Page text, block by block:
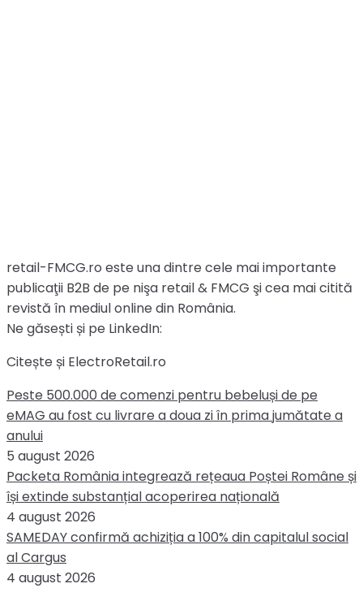
retail-FMCG.ro este una dintre cele mai importante
publicaţii B2B de pe nişa retail & FMCG şi cea mai citită
revistă în mediul online din România.
Ne găsești și pe LinkedIn:
Citește și ElectroRetail.ro
Peste 500.000 de comenzi pentru bebeluși de pe
eMAG au fost cu livrare a doua zi în prima jumătate a
anului
5 august 2026
Packeta România integrează rețeaua Poștei Române și
își extinde substanțial acoperirea națională
4 august 2026
SAMEDAY confirmă achiziția a 100% din capitalul social
al Cargus
4 august 2026